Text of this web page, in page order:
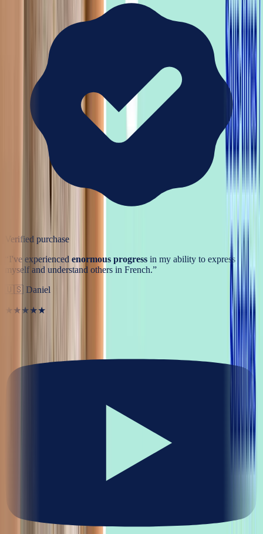
Verified purchase
I've experienced enormous progress in my ability to express
myself and understand others in French.”
🇺🇸 Daniel
★★★★★